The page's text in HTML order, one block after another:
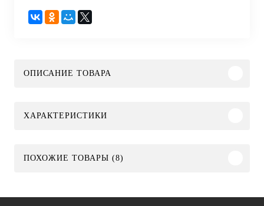
ОПИСАНИЕ ТОВАРА
ХАРАКТЕРИСТИКИ
ПОХОЖИЕ ТОВАРЫ (8)